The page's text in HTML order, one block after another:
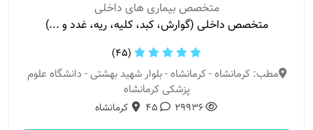
متخصص بیماری های داخلی
متخصص داخلی (گوارش، کبد، کلیه، ریه، غدد و ...)
(45)
مطب: کرمانشاه - کرمانشاه - بلوار شهید بهشتی - دانشگاه علوم
پزشکی کرمانشاه
29936
45 کرمانشاه